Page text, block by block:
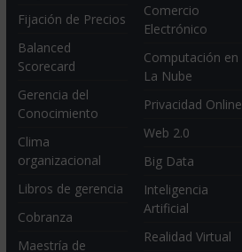
Fijación de Precios
Balanced
Scorecard
Gerencia del
Conocimiento
Clima
organizacional
Libros de gerencia
Cobranza
Maestría de
Comercio
Electrónico
Computación en
La Nube
Privacidad Online
Web 2.0
Big Data
Inteligencia
Artificial
Realidad Virtual